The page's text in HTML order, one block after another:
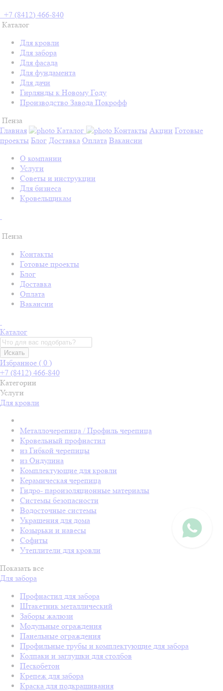
+7 (8412) 466-840
Каталог
Для кровли
Для забора
Для фасада
Для фундамента
Для дачи
Гирлянды к Новому Году
Производство Завода Покрофф
Пенза
Главная
Каталог Контакты Акции Готовые
проекты Блог Доставка Оплата Вакансии
О компании
Услуги
Советы и инструкции
Для бизнеса
Кровельщикам
Пенза
Контакты
Готовые проекты
Блог
Доставка
Оплата
Вакансии
Каталог
Искать
Избранное ( 0 )
+7 (8412) 466-840
Категории
Услуги
Для кровли
Металлочерепица / Профиль черепица
Кровельный профнастил
из Гибкой черепицы
из Ондулина
Комплектующие для кровли
Керамическая черепица
Гидро- пароизоляционные материалы
Системы безопасности
Водосточные системы
Украшения для дома
Козырьки и навесы
Софиты
Утеплители для кровли
Показать все
Для забора
Профнастил для забора
Штакетник металлический
Заборы жалюзи
Модульные ограждения
Панельные ограждения
Профильные трубы и комплектующие для забора
Колпаки и заглушки для столбов
Пескобетон
Крепеж для забора
Краска для подкрашивания